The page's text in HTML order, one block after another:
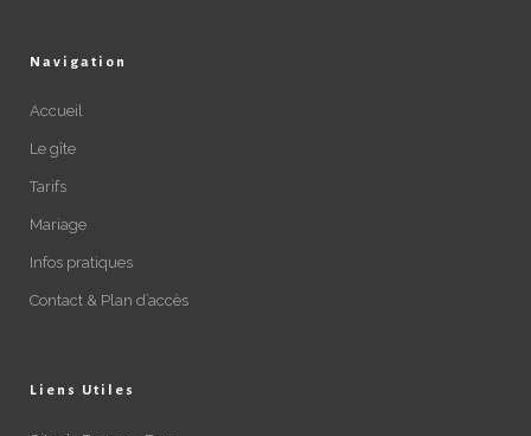
Navigation
Accueil
Le gîte
Tarifs
Mariage
Infos pratiques
Contact & Plan d’accès
Liens Utiles